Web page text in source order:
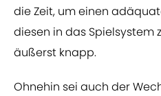
die Zeit, um einen
diesen in das Spielsystem
äußerst knapp.
Ohnehin sei auch der